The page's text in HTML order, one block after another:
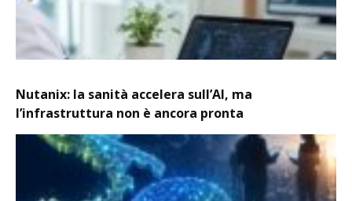
Nutanix: la sanità accelera sull’AI, ma
l’infrastruttura non è ancora pronta